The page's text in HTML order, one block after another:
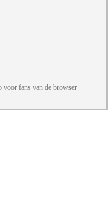
voor fans van de browser